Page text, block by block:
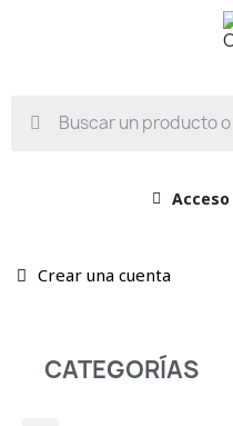
Crear una cuenta
CATEGORÍAS